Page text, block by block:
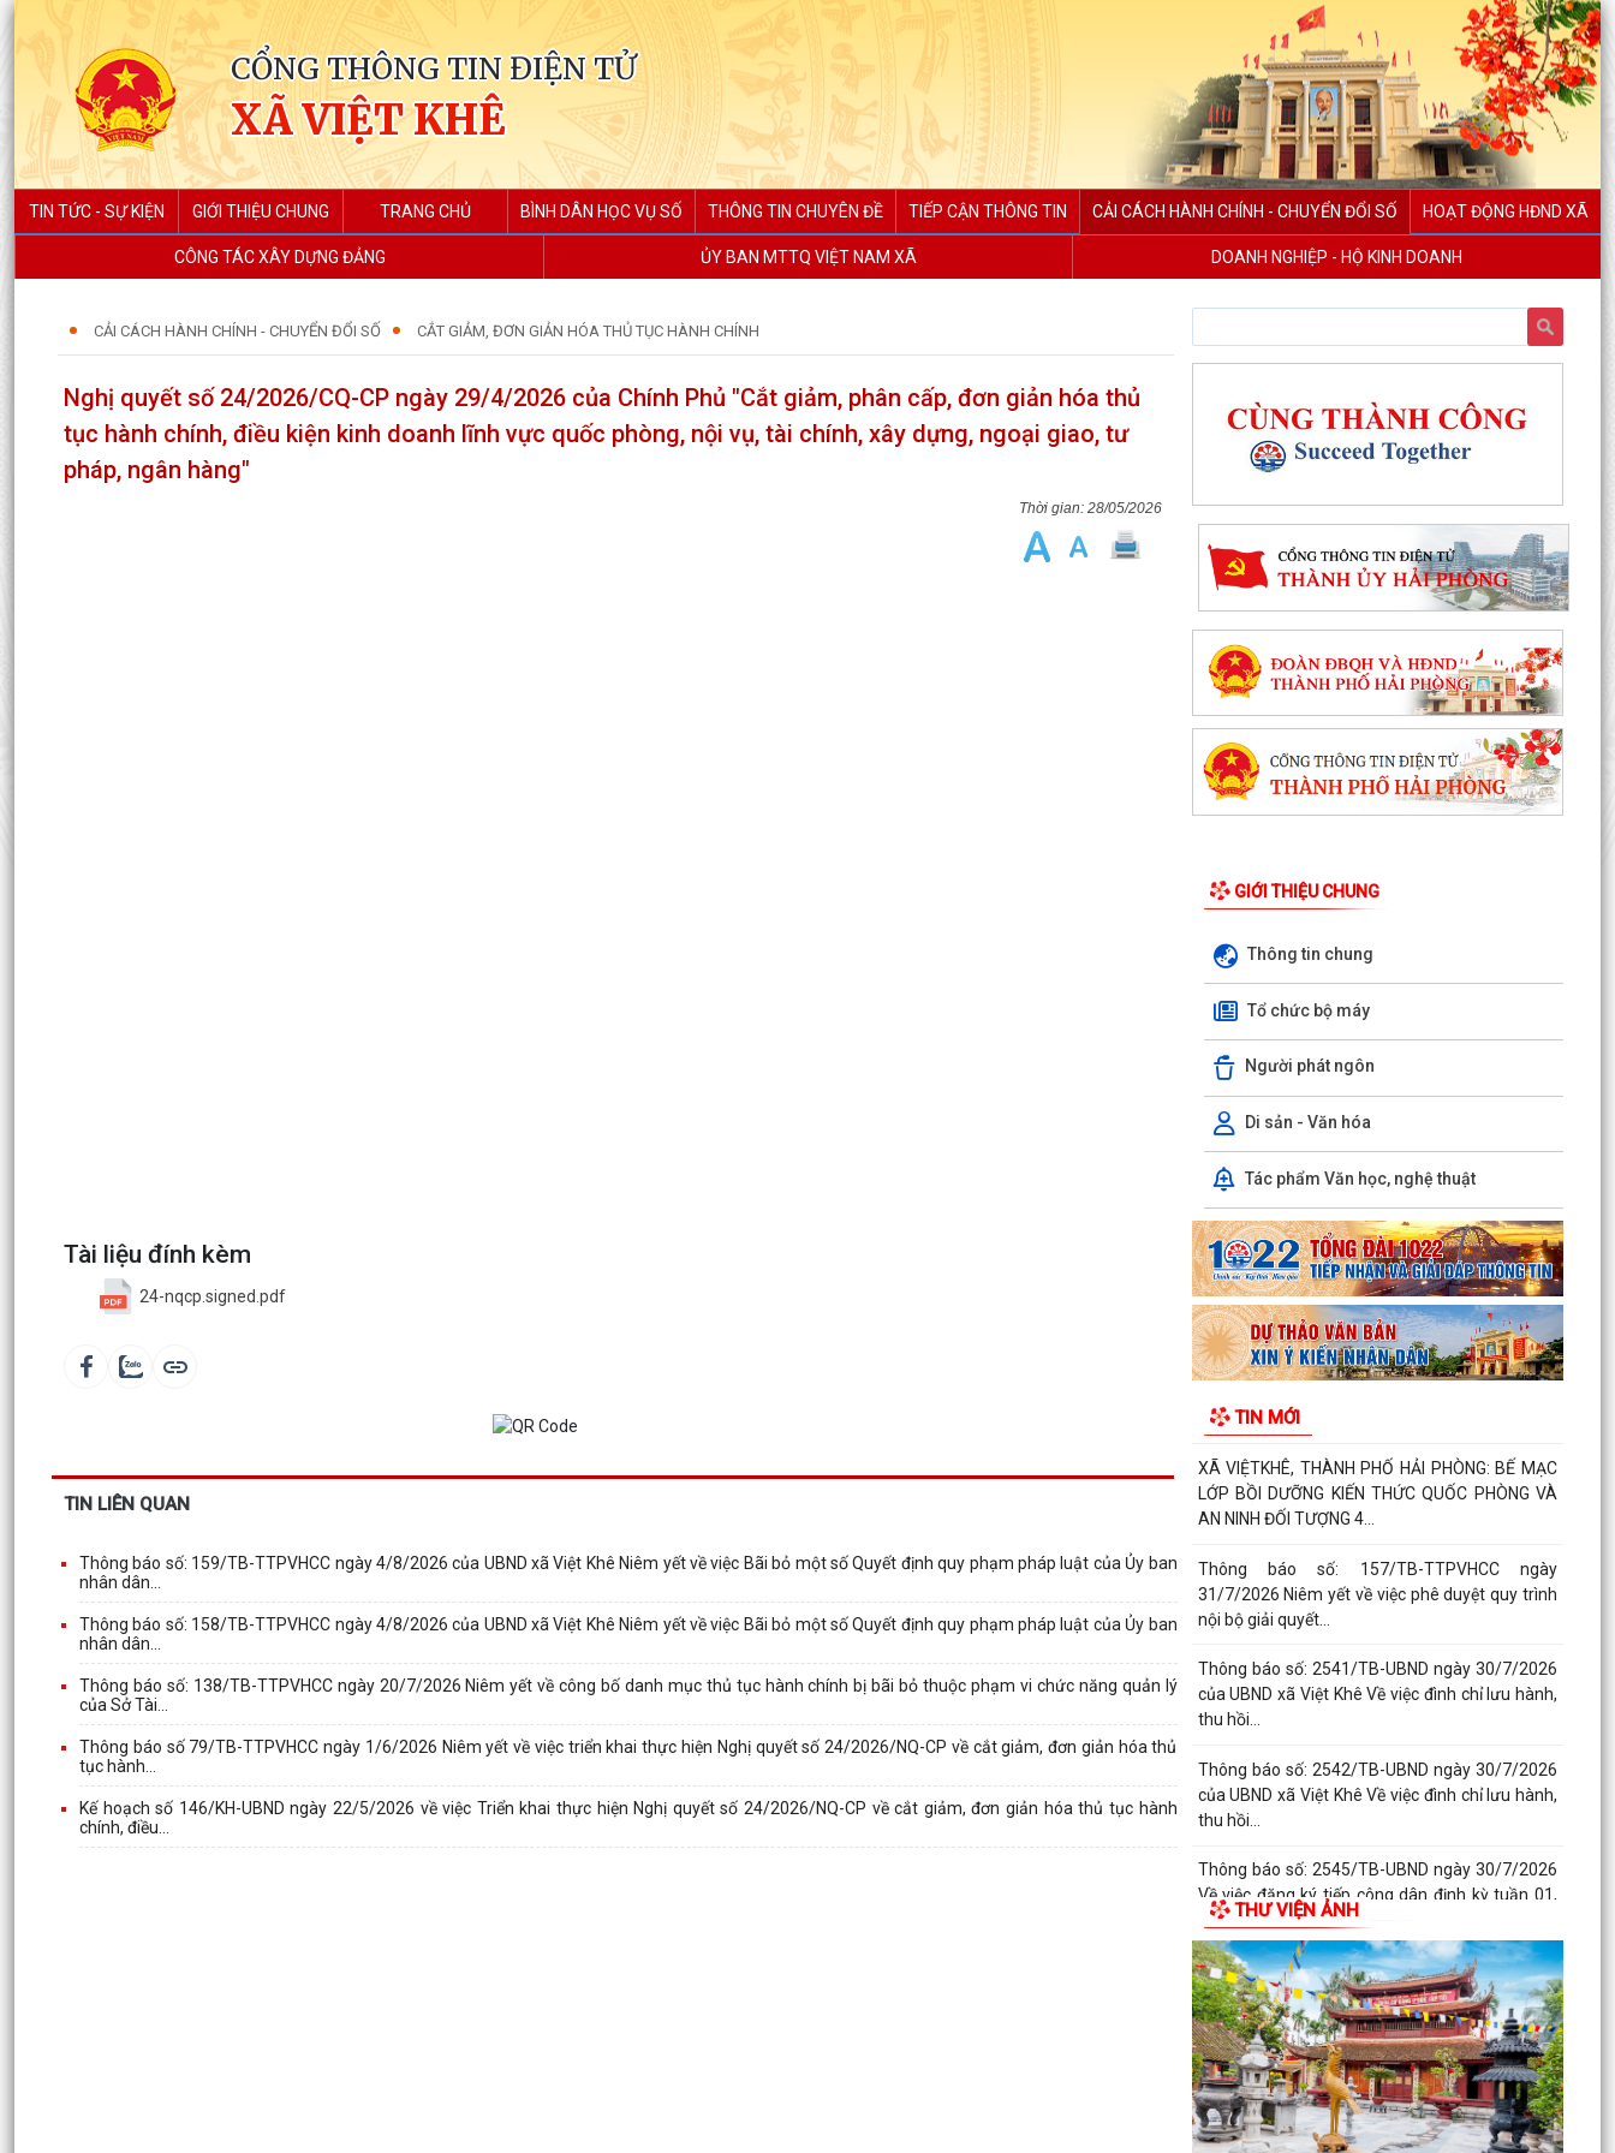
CỔNG THÔNG TIN ĐIỆN TỬ
XÃ VIỆT KHÊ
TIN TỨC - SỰ KIỆN GIỚI THIỆU CHUNG TRANG CHỦ BÌNH DÂN HỌC VỤ SỐ THÔNG TIN CHUYÊN ĐỀ TIẾP CẬN THÔNG TIN CẢI CÁCH HÀNH CHÍNH - CHUYỂN ĐỔI SỐ HOẠT ĐỘNG HĐND XÃ
CÔNG TÁC XÂY DỰNG ĐẢNG ỦY BAN MTTQ VIỆT NAM XÃ DOANH NGHIỆP - HỘ KINH DOANH
CẢI CÁCH HÀNH CHÍNH - CHUYỂN ĐỔI SỐ CẮT GIẢM, ĐƠN GIẢN HÓA THỦ TỤC HÀNH CHÍNH
Nghị quyết số 24/2026/CQ-CP ngày 29/4/2026 của Chính Phủ "Cắt giảm, phân cấp, đơn giản hóa thủ
tục hành chính, điều kiện kinh doanh lĩnh vực quốc phòng, nội vụ, tài chính, xây dựng, ngoại giao, tư
pháp, ngân hàng"
28/05/2026
Tài liệu đính kèm
24-nqcp.signed.pdf
TIN LIÊN QUAN
Thông báo số: 159/TB-TTPVHCC ngày 4/8/2026 của UBND xã Việt Khê Niêm yết về việc Bãi bỏ một số Quyết định quy phạm pháp luật của Ủy ban
nhân dân...
Thông báo số: 158/TB-TTPVHCC ngày 4/8/2026 của UBND xã Việt Khê Niêm yết về việc Bãi bỏ một số Quyết định quy phạm pháp luật của Ủy ban
nhân dân...
Thông báo số: 138/TB-TTPVHCC ngày 20/7/2026 Niêm yết về công bố danh mục thủ tục hành chính bị bãi bỏ thuộc phạm vi chức năng quản lý
của Sở Tài...
Thông báo số 79/TB-TTPVHCC ngày 1/6/2026 Niêm yết về việc triển khai thực hiện Nghị quyết số 24/2026/NQ-CP về cắt giảm, đơn giản hóa thủ
tục hành...
Kế hoạch số 146/KH-UBND ngày 22/5/2026 về việc Triển khai thực hiện Nghị quyết số 24/2026/NQ-CP về cắt giảm, đơn giản hóa thủ tục hành
chính, điều...
GIỚI THIỆU CHUNG
Thông tin chung
Tổ chức bộ máy
Người phát ngôn
Di sản - Văn hóa
Tác phẩm Văn học, nghệ thuật
TIN MỚI
4/8/2026 của UBND xã Việt Khê Niêm yết về việc
Bãi bỏ một số...
Thông báo số: 158/TB-TTPVHCC ngày
4/8/2026 của UBND xã Việt Khê Niêm yết về việc
Bãi bỏ một số...
BAN CHỈ HUY QUÂN SỰ XÃ VIỆT KHÊ TỔ CHỨC
HỘI NGHỊ CÔNG BỐ CÁC QUYẾT ĐỊNH MIỄN
NHIỆM, BỔ NHIỆM CÁN BỘ...
XÃ VIỆT KHÊ TỔ CHỨC LỄ CHÀO CỜ VÀ SINH
HOẠT DƯỚI CỜ THÁNG 8 NĂM 2026
Hội Nông dân xã Việt Khê phối hợp với Công ty
Phong tổ chức...
XÃ VIỆTKHÊ, THÀNH PHỐ HẢI PHÒNG: BẾ MẠC
LỚP BỒI DƯỠNG KIẾN THỨC QUỐC PHÒNG VÀ
AN NINH ĐỐI TƯỢNG 4...
Thông báo số: 157/TB-TTPVHCC ngày
31/7/2026 Niêm yết về việc phê duyệt quy trình
nội bộ giải quyết...
Thông báo số: 2541/TB-UBND ngày 30/7/2026
của UBND xã Việt Khê Về việc đình chỉ lưu hành,
thu hồi...
Thông báo số: 2542/TB-UBND ngày 30/7/2026
của UBND xã Việt Khê Về việc đình chỉ lưu hành,
thu hồi...
Thông báo số: 2545/TB-UBND ngày 30/7/2026
Về việc đăng ký tiếp công dân định kỳ tuần 01,
tháng...
Kế hoạch số: 238/KH-UBND ngày 28/7/2026
của UBND xã Việt Khê về việc Tăng cường thực
thi hiệu quả...
Kế hoạch: 241/KH-UBND ngày 28/7/2026 của
UBND xã Việt Khê về việc Triển khai thực hiện
một số hoạt...
THƯ VIỆN ẢNH